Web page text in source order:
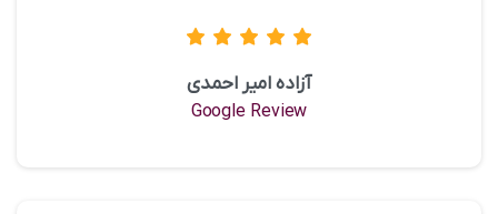
آزاده امیر احمدی
Google Review